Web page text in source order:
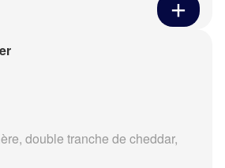
double tranche de cheddar,